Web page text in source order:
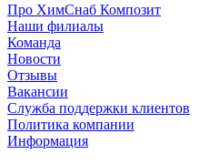
Про ХимСнаб Композит
Наши филиалы
Команда
Новости
Отзывы
Вакансии
Служба поддержки клиентов
Политика компании
Информация